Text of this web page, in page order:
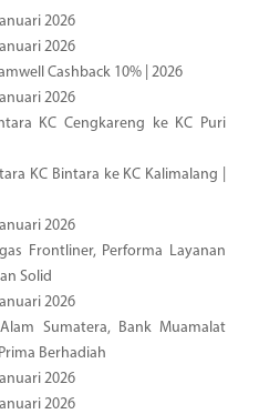
2026
2026
Cashback 10% | 2026
2026
KC Cengkareng ke KC Puri
KC Bintara ke KC Kalimalang |
2026
Frontliner, Performa Layanan
Solid
2026
Sumatera, Bank Muamalat
Berhadiah
2026
2026